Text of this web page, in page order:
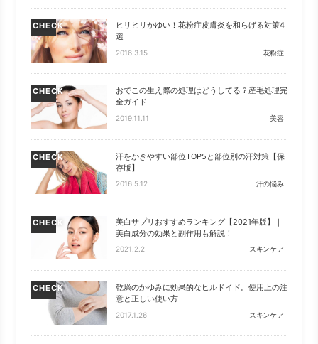
CHECK
ヒリヒリかゆい！花粉症皮膚炎を和らげる対策4
選
2016.3.15 花粉症
CHECK
おでこの生え際の処理はどうしてる？産毛処理完
全ガイド
2019.11.11 美容
CHECK
汗をかきやすい部位TOP5と部位別の汗対策【保
存版】
2016.5.12 汗の悩み
CHECK
美白サプリおすすめランキング【2021年版】｜
美白成分の効果と副作用も解説！
2021.2.2 スキンケア
CHECK
乾燥のかゆみに効果的なヒルドイド。使用上の注
意と正しい使い方
2017.1.26 スキンケア